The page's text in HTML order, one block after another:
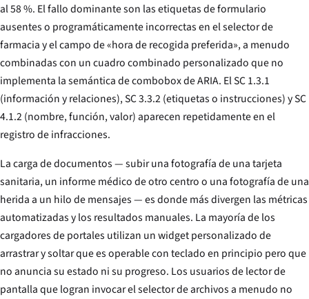
al 58 %. El fallo dominante son las etiquetas de formulario
ausentes o programáticamente incorrectas en el selector de
farmacia y el campo de «hora de recogida preferida», a menudo
combinadas con un cuadro combinado personalizado que no
implementa la semántica de combobox de ARIA. El SC 1.3.1
(información y relaciones), SC 3.3.2 (etiquetas o instrucciones) y SC
4.1.2 (nombre, función, valor) aparecen repetidamente en el
registro de infracciones.
La carga de documentos — subir una fotografía de una tarjeta
sanitaria, un informe médico de otro centro o una fotografía de una
herida a un hilo de mensajes — es donde más divergen las métricas
automatizadas y los resultados manuales. La mayoría de los
cargadores de portales utilizan un widget personalizado de
arrastrar y soltar que es operable con teclado en principio pero que
no anuncia su estado ni su progreso. Los usuarios de lector de
pantalla que logran invocar el selector de archivos a menudo no